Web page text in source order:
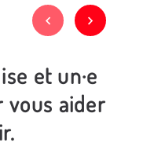
et un·e
vous aider